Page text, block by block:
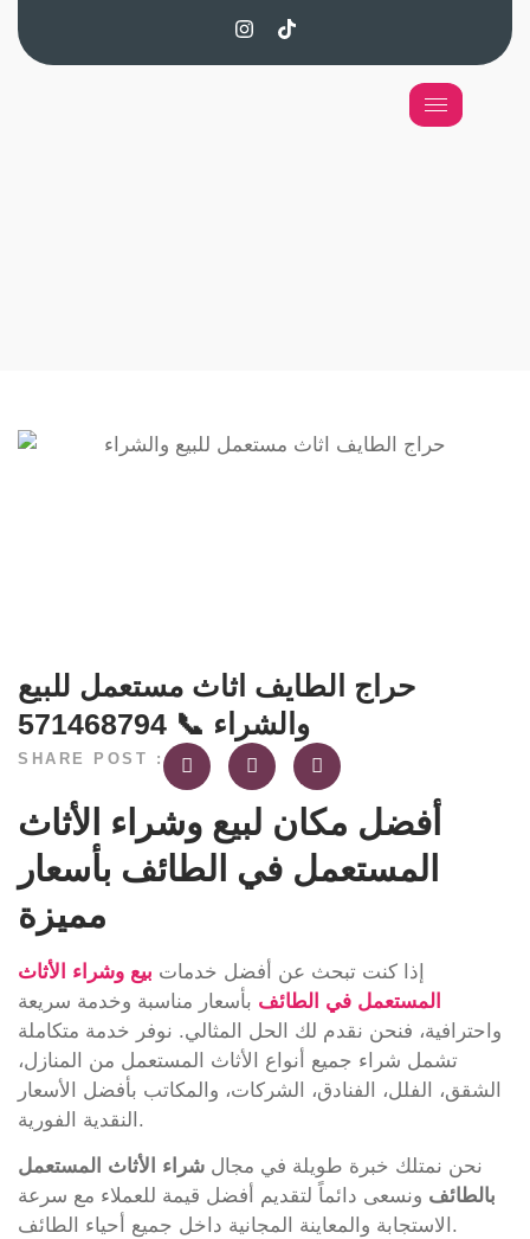
حراج الطايف اثاث مستعمل للبيع
والشراء 📞 571468794
SHARE POST :
أفضل مكان لبيع وشراء الأثاث
المستعمل في الطائف بأسعار
مميزة
إذا كنت تبحث عن أفضل خدمات بيع وشراء الأثاث
المستعمل في الطائف بأسعار مناسبة وخدمة سريعة
واحترافية، فنحن نقدم لك الحل المثالي. نوفر خدمة متكاملة
تشمل شراء جميع أنواع الأثاث المستعمل من المنازل،
الشقق، الفلل، الفنادق، الشركات، والمكاتب بأفضل الأسعار
النقدية الفورية.
نحن نمتلك خبرة طويلة في مجال شراء الأثاث المستعمل
بالطائف ونسعى دائماً لتقديم أفضل قيمة للعملاء مع سرعة
الاستجابة والمعاينة المجانية داخل جميع أحياء الطائف.